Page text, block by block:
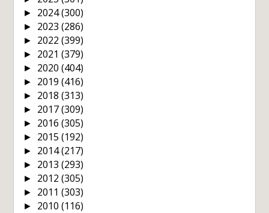
► 2024(300)
► 2023(286)
► 2022(399)
► 2021(379)
► 2020(404)
► 2019(416)
► 2018(313)
► 2017(309)
► 2016(305)
► 2015(192)
► 2014(217)
► 2013(293)
► 2012(305)
► 2011(303)
► 2010(116)